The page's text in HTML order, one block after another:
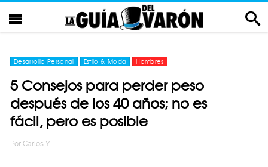
Desarrollo Personal Estilo & Moda Hombres
5 Consejos para perder peso
después de los 40 años; no es
fácil, pero es posible
Por Carlos Y